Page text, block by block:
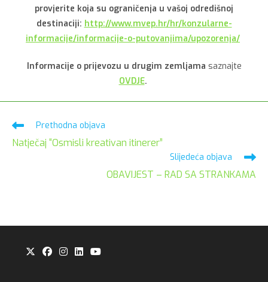
provjerite koja su ograničenja u vašoj odredišnoj
destinaciji: http://www.mvep.hr/hr/konzularne-
informacije/informacije-o-putovanjima/upozorenja/
Informacije o prijevozu u drugim zemljama saznajte
OVDJE.
Pročitaj
članaka
Prethodna objava
Natječaj “Osmisli kreativan itinerer”
Slijedeća objava
OBAVIJEST – RAD SA STRANKAMA